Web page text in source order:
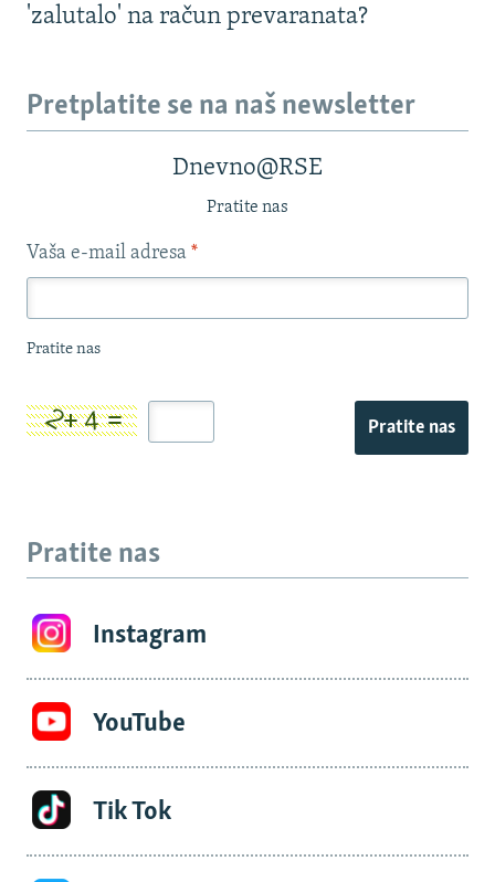
'zalutalo' na račun prevaranata?
Pretplatite se na naš newsletter
Dnevno@RSE
Pratite nas
Vaša e-mail adresa *
Pratite nas
Pratite nas
Pratite nas
Instagram
YouTube
Tik Tok